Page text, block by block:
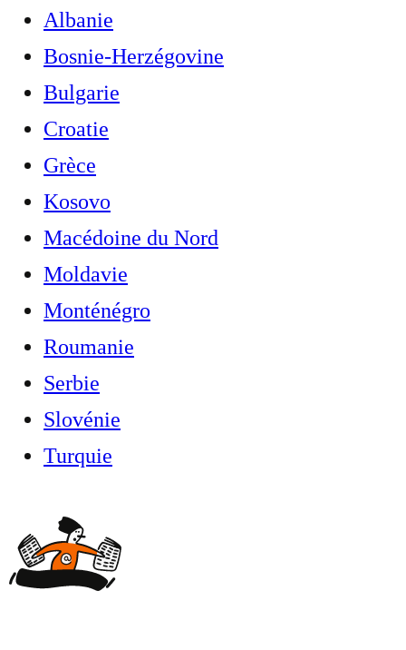
Albanie
Bosnie-Herzégovine
Bulgarie
Croatie
Grèce
Kosovo
Macédoine du Nord
Moldavie
Monténégro
Roumanie
Serbie
Slovénie
Turquie